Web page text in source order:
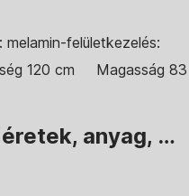
melamin-felületkezelés:
120 cm
Magasság 83
anyag, …